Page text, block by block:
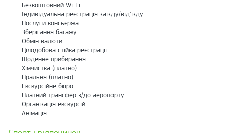
Безкоштовний Wi-Fi
Індивідуальна реєстрація заїзду/від'їзду
Послуги консьєржа
Зберігання багажу
Обмін валюти
Цілодобова стійка реєстрації
Щоденне прибирання
Хімчистка (платно)
Пральня (платно)
Екскурсійне бюро
Платний трансфер з/до аеропорту
Організація екскурсій
Анімація